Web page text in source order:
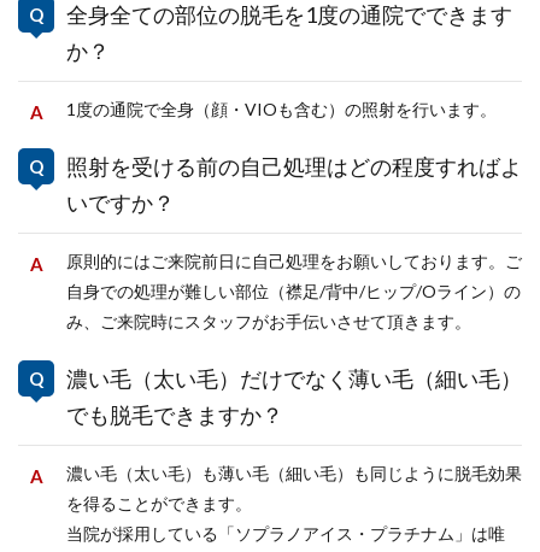
全身全ての部位の脱毛を1度の通院でできます
か？
1度の通院で全身（顔・VIOも含む）の照射を行います。
照射を受ける前の自己処理はどの程度すればよ
いですか？
原則的にはご来院前日に自己処理をお願いしております。ご
自身での処理が難しい部位（襟足/背中/ヒップ/Oライン）の
み、ご来院時にスタッフがお手伝いさせて頂きます。
濃い毛（太い毛）だけでなく薄い毛（細い毛）
でも脱毛できますか？
濃い毛（太い毛）も薄い毛（細い毛）も同じように脱毛効果
を得ることができます。
当院が採用している「ソプラノアイス・プラチナム」は唯